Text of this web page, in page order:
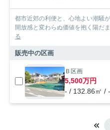
都市近郊の利便と、心地よい潮騒
開放感と変わらぬ価値を抱く陽だ
る
販売中の区画
Ｂ区画
5,500万円
- / 132.86㎡ / -